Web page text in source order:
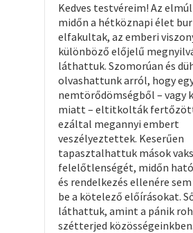
Kedves testvéreim! Az
midőn a hétköznapi élet
elfakultak, az emberi
különböző előjelű
láthattuk. Szomorúan és
olvashattunk arról, hogy
nemtörődömségből – vagy
miatt – eltitkolták
ezáltal megannyi embert
veszélyeztettek. Keserűen
tapasztalhattuk mások
felelőtlenségét, midőn
és rendelkezés ellenére
be a kötelező előírásokat.
láthattuk, amint a pánik
szétterjed közösségeinkben.